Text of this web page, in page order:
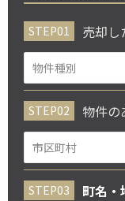
売却し
物件の
町名・